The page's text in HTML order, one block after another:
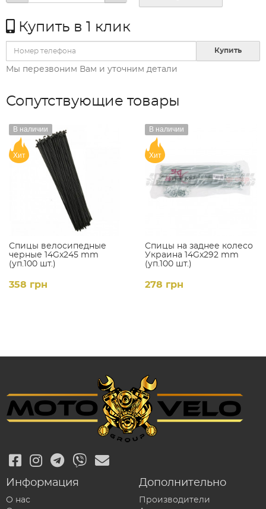
Купить в 1 клик
Купить
Мы перезвоним Вам и уточним детали
Сопутствующие товары
Спицы велосипедные
черные 14Gx245 mm
(уп.100 шт.)
В наличии
Хит
358 грн
Спицы на заднее колесо
Украина 14Gx292 mm
(уп.100 шт.)
В наличии
Хит
278 грн
Информация
О нас
Дополнительно
Производители